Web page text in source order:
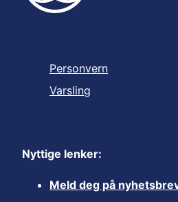
Personvern
Varsling
Nyttige lenker:
Meld deg på